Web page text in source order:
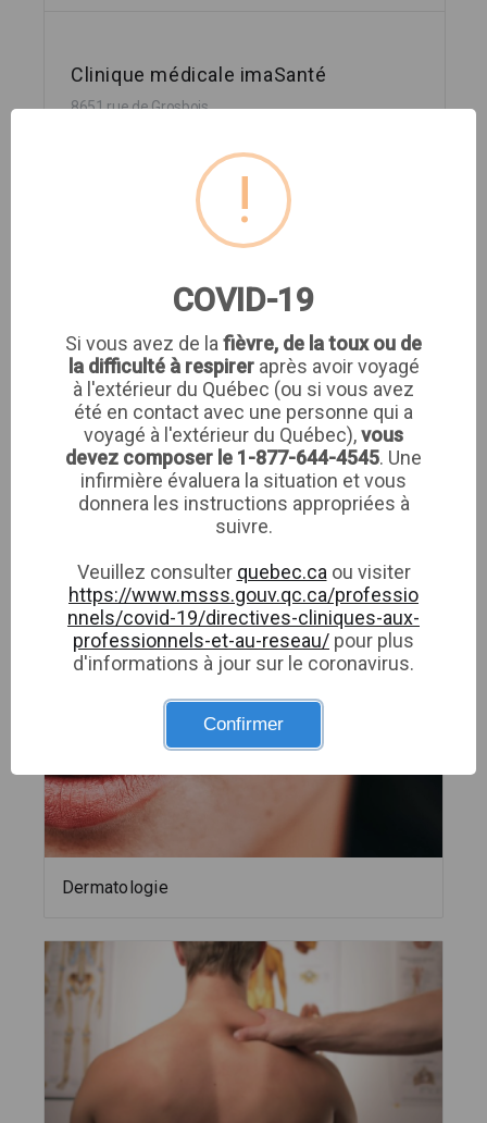
Clinique médicale imaSanté
8651 rue de Grosbois
CLINIQUE MEDIC ELLE
CLINIQUE MEDIC ELLE
1980 Sherbrooke West suite 5th floor
Montreal,
Autres specialités disponibles
Visualiser le tout →
Dermatologie
!
COVID-19
Si vous avez de la fièvre, de la toux ou de
la difficulté à respirer après avoir voyagé
à l'extérieur du Québec (ou si vous avez
été en contact avec une personne qui a
voyagé à l'extérieur du Québec),vous
devez composer le 1-877-644-4545. Une
infirmière évaluera la situation et vous
donnera les instructions appropriées à
suivre.
Veuillez consulter quebec.ca ou visiter
https://www.msss.gouv.qc.ca/professio
nnels/covid-19/directives-cliniques-aux-
professionnels-et-au-reseau/ pour plus
d'informations à jour sur le coronavirus.
Confirmer